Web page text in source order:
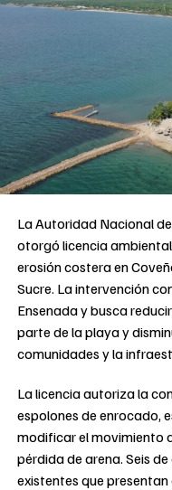
La Autoridad Nacional
otorgó licencia
erosión costera en
Sucre. La intervención
Ensenada y busca
parte de la playa y
comunidades y la
La licencia autoriza la
espolones de enrocado,
modificar el movimiento
pérdida de arena. Seis
existentes que